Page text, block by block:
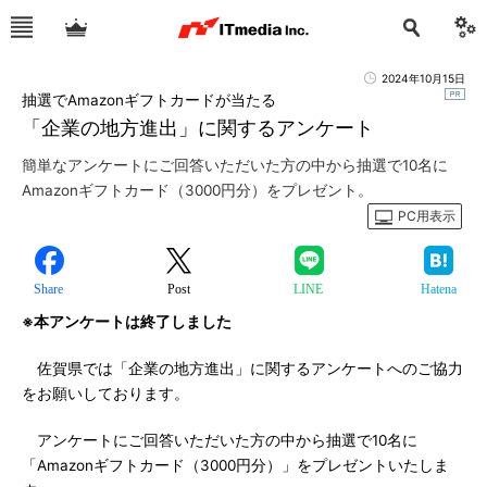
2024年10月15日
「企業の地方進出」に関するアンケート
抽選でAmazonギフトカードが当たる
簡単なアンケートにご回答いただいた方の中から抽選で10名に
Amazonギフトカード（3000円分）をプレゼント。
PC用表示
Share Post LINE Hatena
※本アンケートは終了しました
佐賀県では「企業の地方進出」に関するアンケートへのご協力
をお願いしております。
アンケートにご回答いただいた方の中から抽選で10名に
「Amazonギフトカード（3000円分）」をプレゼントいたしま